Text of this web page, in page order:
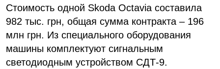
Стоимость одной Skoda Octavia составила
982 тыс. грн, общая сумма контракта – 196
млн грн. Из специального оборудования
машины комплектуют сигнальным
светодиодным устройством СДТ-9.